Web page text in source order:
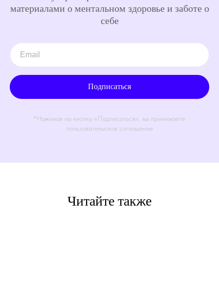
материалами о ментальном здоровье и заботе о
себе
Подписаться
*Нажимая на кнопку «Подписаться», вы принимаете
пользовательское соглашение
Читайте также